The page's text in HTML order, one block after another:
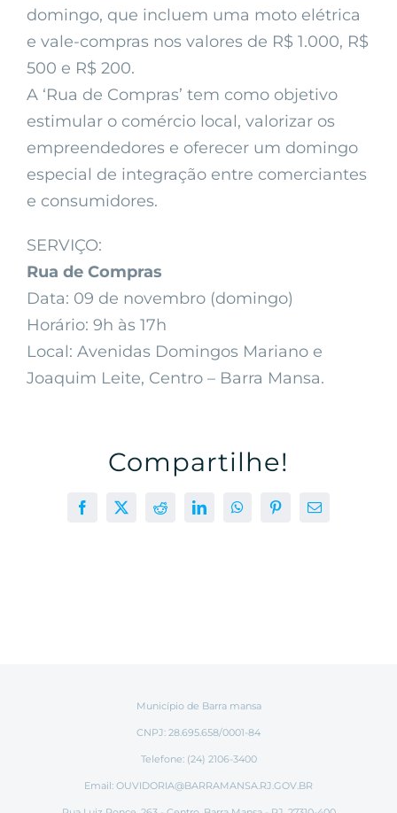
domingo, que incluem uma moto elétrica
e vale-compras nos valores de R$ 1.000, R$
500 e R$ 200.
A ‘Rua de Compras’ tem como objetivo
estimular o comércio local, valorizar os
empreendedores e oferecer um domingo
especial de integração entre comerciantes
e consumidores.
SERVIÇO:
Rua de Compras
Data: 09 de novembro (domingo)
Horário: 9h às 17h
Local: Avenidas Domingos Mariano e
Joaquim Leite, Centro – Barra Mansa.
Compartilhe!
Facebook
X RedditLinkedInWhatsAppPinterest
E-
Município de Barra mansa
CNPJ: 28.695.658/0001-84
Telefone: (24) 2106-3400
Email: OUVIDORIA@BARRAMANSA.RJ.GOV.BR